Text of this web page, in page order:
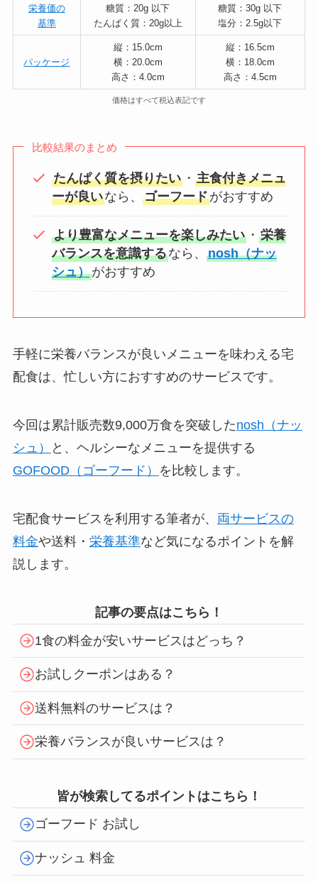
栄養価の
基準
糖質：20g 以下
たんぱく質：20g以上
糖質：30g 以下
塩分：2.5g以下
パッケージ
縦：15.0cm
横：20.0cm
高さ：4.0cm
縦：16.5cm
横：18.0cm
⾼さ：4.5cm
価格はすべて税込表記です
比較結果のまとめ
たんぱく質を摂りたい・ 主食付きメニュ
ーが良いなら、 ゴーフードがおすすめ
より豊富なメニューを楽しみたい・ 栄養
バランスを意識するなら、 nosh（ナッ
シュ）がおすすめ
手軽に栄養バランスが良いメニューを味わえる宅
配食は、忙しい方におすすめのサービスです。
今回は累計販売数9,000万食を突破したnosh（ナッ
シュ）
と、ヘルシーなメニューを提供する
GOFOOD（ゴーフード）
を比較します。
宅配食サービスを利用する筆者が、 両サービスの
料金や送料・ 栄養基準など気になるポイントを解
説します。
記事の要点はこちら！
1食の料金が安いサービスはどっち？
お試しクーポンはある？
送料無料のサービスは？
栄養バランスが良いサービスは？
皆が検索してるポイントはこちら！
ゴーフード お試し
ナッシュ 料金